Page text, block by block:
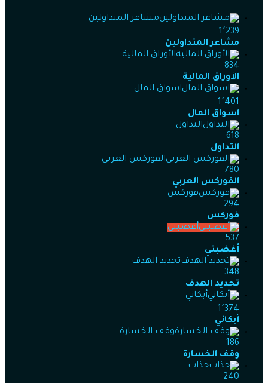
مشاعر المتداولين
1٬239
مشاعر المتداولين
الأوراق المالية
834
الأوراق المالية
اسواق المال
1٬401
اسواق المال
التداول
618
التداول
الفوركس العربي
780
الفوركس العربي
فوركس
294
فوركس
أغضبني
537
أغضبني
تحديد الهدف
348
تحديد الهدف
أبكاني
1٬374
أبكاني
وقف الخسارة
186
وقف الخسارة
جذاب
240